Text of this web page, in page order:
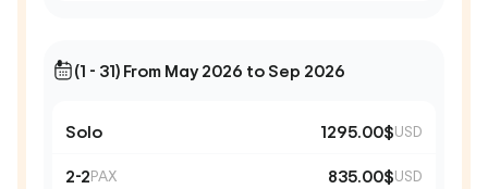
(1 - 31) From May 2026 to Sep 2026
Solo 1295.00$USD
2-2PAX 835.00$USD